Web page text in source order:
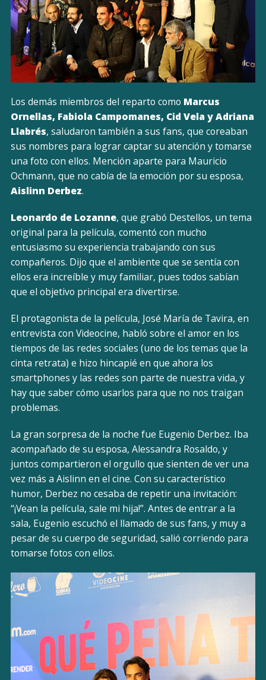
Los demás miembros del reparto como Marcus
Ornellas, Fabiola Campomanes, Cid Vela y Adriana
Llabrés, saludaron también a sus fans, que coreaban
sus nombres para lograr captar su atención y tomarse
una foto con ellos. Mención aparte para Mauricio
Ochmann, que no cabía de la emoción por su esposa,
Aislinn Derbez.
Leonardo de Lozanne, que grabó Destellos, un tema
original para la película, comentó con mucho
entusiasmo su experiencia trabajando con sus
compañeros. Dijo que el ambiente que se sentía con
ellos era increíble y muy familiar, pues todos sabían
que el objetivo principal era divertirse.
El protagonista de la película, José María de Tavira, en
entrevista con Videocine, habló sobre el amor en los
tiempos de las redes sociales (uno de los temas que la
cinta retrata) e hizo hincapié en que ahora los
smartphones y las redes son parte de nuestra vida, y
hay que saber cómo usarlos para que no nos traigan
problemas.
La gran sorpresa de la noche fue Eugenio Derbez. Iba
acompañado de su esposa, Alessandra Rosaldo, y
juntos compartieron el orgullo que sienten de ver una
vez más a Aislinn en el cine. Con su característico
humor, Derbez no cesaba de repetir una invitación:
“¡Vean la película, sale mi hija!”. Antes de entrar a la
sala, Eugenio escuchó el llamado de sus fans, y muy a
pesar de su cuerpo de seguridad, salió corriendo para
tomarse fotos con ellos.